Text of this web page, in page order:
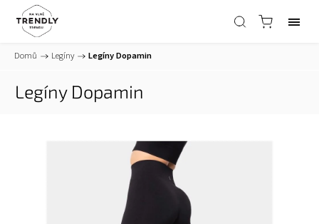
Domů / Legíny / Legíny Dopamin
Legíny Dopamin